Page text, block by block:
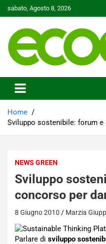
to
sabato, Agosto 8, 2026
Ecoo.it
Home
Sviluppo sostenibile: forum
NEWS GREEN
Sviluppo
concorso per
8 Giugno 2010 Marzia
Parlare di sviluppo